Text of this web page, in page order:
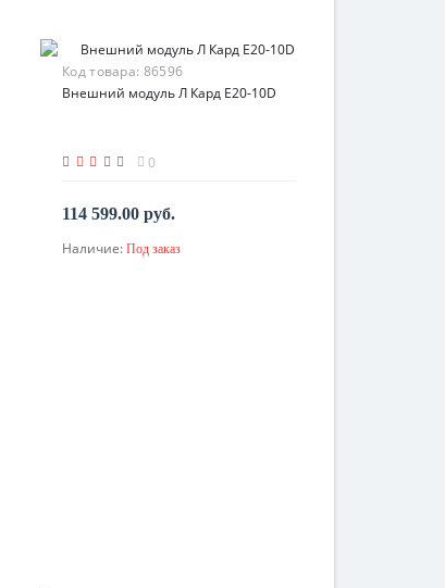
Код товара: 86596
Внешний модуль Л Кард E20-10D
0
114 599.00 руб.
По запросу
Наличие: Под заказ